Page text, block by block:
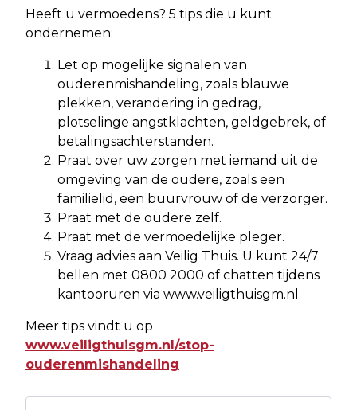
Heeft u vermoedens? 5 tips die u kunt
ondernemen:
Let op mogelijke signalen van
ouderenmishandeling, zoals blauwe
plekken, verandering in gedrag,
plotselinge angstklachten, geldgebrek, of
betalingsachterstanden.
Praat over uw zorgen met iemand uit de
omgeving van de oudere, zoals een
familielid, een buurvrouw of de verzorger.
Praat met de oudere zelf.
Praat met de vermoedelijke pleger.
Vraag advies aan Veilig Thuis. U kunt 24/7
bellen met 0800 2000 of chatten tijdens
kantooruren via www.veiligthuisgm.nl
Meer tips vindt u op
www.veiligthuisgm.nl/stop-
ouderenmishandeling